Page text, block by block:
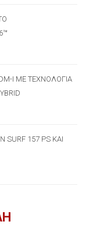
I ΜΕ ΤΕΧΝΟΛΟΓΊΑ
SURF 157 PS ΚΑΙ